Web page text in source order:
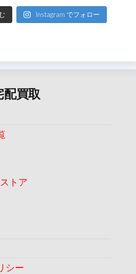
Instagram でフォロー
配買取
トア
シー